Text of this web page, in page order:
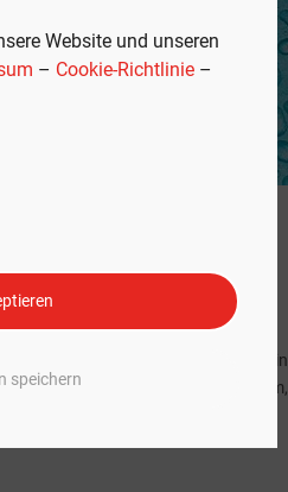
Website und unseren
– Cookie-Richtlinie –
speichern
Schritte
erhältlich sein. Hinweise darauf gab in
ist ein Versicherungsprogramm,